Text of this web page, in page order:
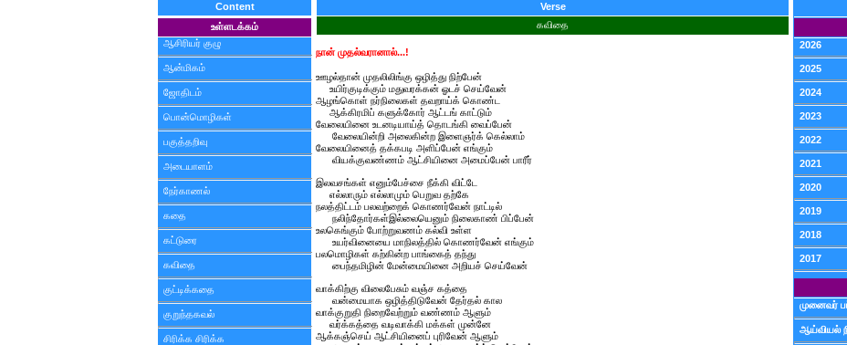
Content
உள்ளடக்கம்
ஆசிரியர் குழு
ஆன்மிகம்
ஜோதிடம்
பொன்மொழிகள்
பகுத்தறிவு
அடையாளம்
நேர்காணல்
கதை
கட்டுரை
கவிதை
குட்டிக்கதை
குறுந்தகவல்
சிரிக்க சிரிக்க
Verse
கவிதை
நான் முதல்வரானால்...!
ஊழல்தான் முதலிலிங்கு ஒழித்து நிற்பேன்
உயிர்குடிக்கும் மதுவரக்கன் ஓடச் செய்வேன்
ஆழங்கொள் நர்நிலைகள் தவறாய்க் கொண்ட
ஆக்கிரமிப் களுக்கோர் ஆட்டங் காட்டும்
வேலையினை உடனடியாய்த் தொடங்கி வைப்பேன்
வேலையின்றி அலைகின்ற இளைஞர்க் கெல்லாம்
வேலையினைத் தக்கபடி அளிப்பேன் எங்கும்
வியக்குவண்ணம் ஆட்சியினை அமைப்பேன் பாரீர்
இலவசங்கள் எனும்பேச்சை நீக்கி விட்டே
எல்லாரும் எல்லாமும் பெறுவ தற்கே
நலத்திட்டம் பலவற்றைக் கொணர்வேன் நாட்டில்
நலிந்தோர்கள்இல்லையெனும் நிலைகாண் பிப்பேன்
உலகெங்கும் போற்றுவணம் கல்வி உள்ள
உயர்வினையை மாநிலத்தில் கொணர்வேன் எங்கும்
பலமொழிகள் கற்கின்ற பாங்கைத் தந்து
பைந்தமிழின் மேன்மையினை அறியச் செய்வேன்
வாக்கிற்கு விலைபேசும் வஞ்ச கத்தை
வன்மையாக ஒழித்திடுவேன் தேர்தல் கால
வாக்குறுதி நிறைவேற்றும் வண்ணம் ஆளும்
வர்க்கத்தை வடிவாக்கி மக்கள் முன்னே
ஆக்கஞ்செய் ஆட்சியினைப் புரிவேன் ஆளும்
2026
2025
2024
2023
2022
2021
2020
2019
2018
2017
முனைவர்
ஆய்வியல்